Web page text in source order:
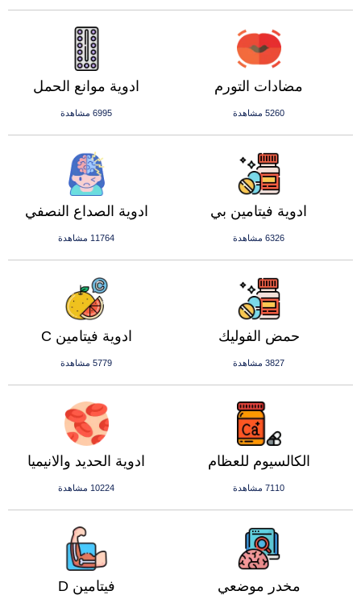
ادوية موانع الحمل
6995 مشاهدة
مضادات التورم
5260 مشاهدة
ادوية الصداع النصفي
11764 مشاهدة
ادوية فيتامين بي
6326 مشاهدة
ادوية فيتامين C
5779 مشاهدة
حمض الفوليك
3827 مشاهدة
ادوية الحديد والانيميا
10224 مشاهدة
الكالسيوم للعظام
7110 مشاهدة
فيتامين D مخدر موضعي